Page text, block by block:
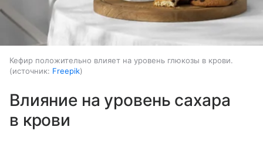
Кефир положительно влияет на уровень глюкозы в крови.
источник: Freepik
Влияние на уровень сахара
в крови